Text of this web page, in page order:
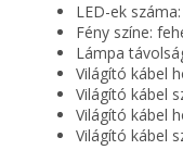
LED-ek
Fény színe:
Lámpa
Világító kábel
Világító kábel
Világító kábel
Világító kábel